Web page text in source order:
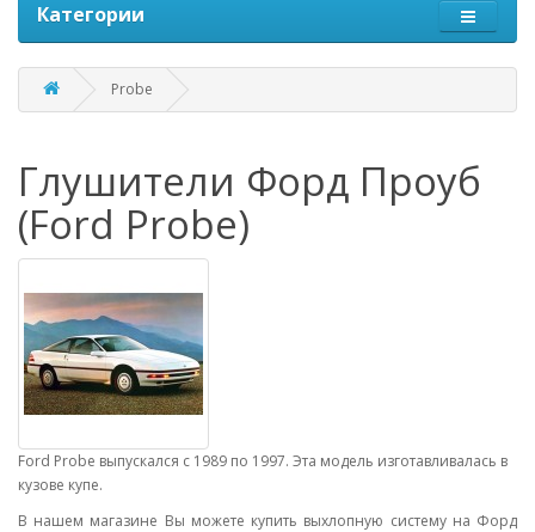
Категории
Probe
Глушители Форд Проуб
(Ford Probe)
Ford Probe выпускался с 1989 по 1997. Эта модель изготавливалась в
кузове купе.
В нашем магазине Вы можете купить выхлопную систему на Форд